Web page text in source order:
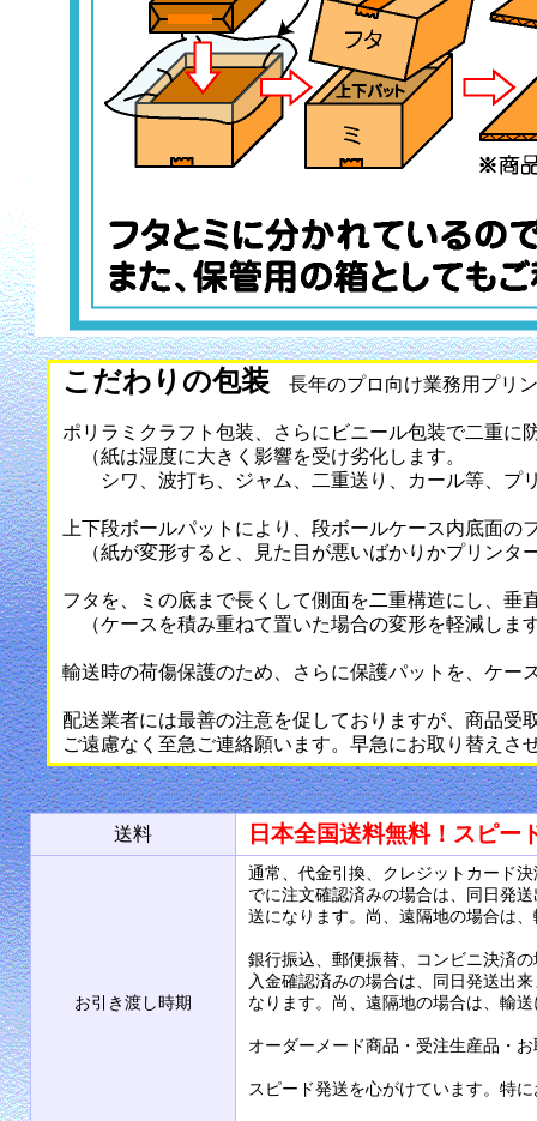
こだわりの包装 長年のプロ向け業務用プリ
ポリラミクラフト包装、さらにビニール包装で二重に
（紙は湿度に大きく影響を受け劣化します。
シワ、波打ち、ジャム、二重送り、カール等、プ
上下段ボールパットにより、段ボールケース内底面
（紙が変形すると、見た目が悪いばかりかプリンタ
フタを、ミの底まで長くして側面を二重構造にし、垂
（ケースを積み重ねて置いた場合の変形を軽減しま
輸送時の荷傷保護のため、さらに保護パットを、ケー
配送業者には最善の注意を促しておりますが、商品受
ご遠慮なく至急ご連絡願います。早急にお取り替えさ
送料 日本全国送料無料！スピ
お引き渡し時期
通常、代金引換、クレジットカード
でに注文確認済みの場合は、同日発
送になります。尚、遠隔地の場合は
銀行振込、郵便振替、コンビニ決済
入金確認済みの場合は、同日発送出
なります。尚、遠隔地の場合は、輸
オーダーメード商品・受注生産品・
スピード発送を心がけています。特